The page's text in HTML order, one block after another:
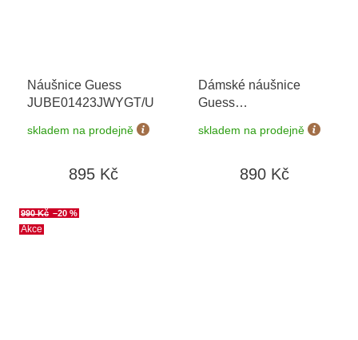
Náušnice Guess
JUBE01423JWYGT/U
skladem na prodejně
895 Kč
Dámské náušnice
Guess
JUBE06080JWRHT/U
skladem na prodejně
890 Kč
Akce
990 Kč –20 %